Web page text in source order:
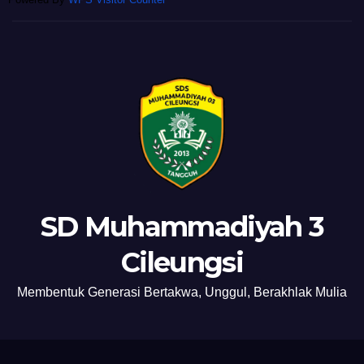
SD Muhammadiyah 3
Cileungsi
Membentuk Generasi Bertakwa, Unggul, Berakhlak Mulia